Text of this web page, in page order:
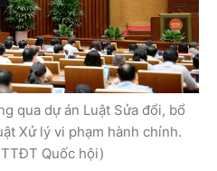
qua dự án Luật Sửa đổi, bổ
Xử lý vi phạm hành chính.
Quốc hội)